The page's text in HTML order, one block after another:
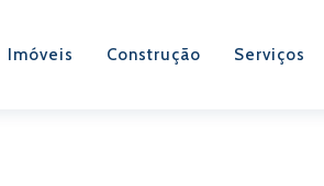
Imóveis Construção Serviços